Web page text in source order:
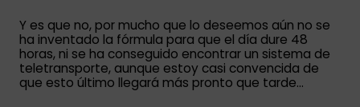
Y es que no, por mucho que lo deseemos aún no se
ha inventado la fórmula para que el día dure 48
horas, ni se ha conseguido encontrar un sistema de
teletransporte, aunque estoy casi convencida de
que esto último llegará más pronto que tarde…